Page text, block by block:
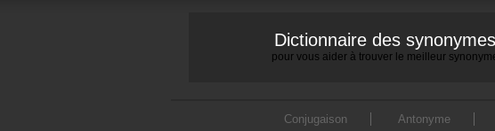
Dictionnaire des synonymes
pour vous aider à trouver le meilleur
Conjugaison Antonyme